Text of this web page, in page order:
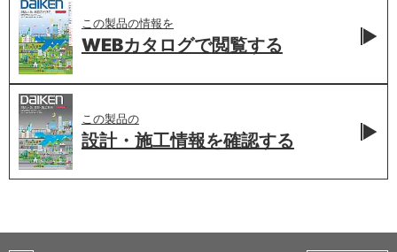
この製品の情報を
WEBカタログで閲覧する
この製品の
設計・施工情報を確認する